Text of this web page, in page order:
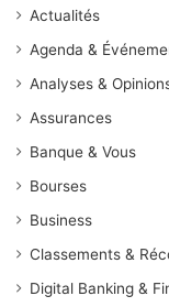
Actualités
Agenda &
Analyses &
Assurances
Banque & Vous
Bourses
Business
Classements &
Digital Banking &